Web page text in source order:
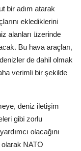
bir adım atarak
eklediklerini
alanları üzerinde
Bu hava araçları,
de dahil olmak
verimli bir şekilde
deniz iletişim
gibi zorlu
olacağını
NATO